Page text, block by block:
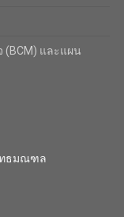
(BCM) และแผน
ทธมณฑล